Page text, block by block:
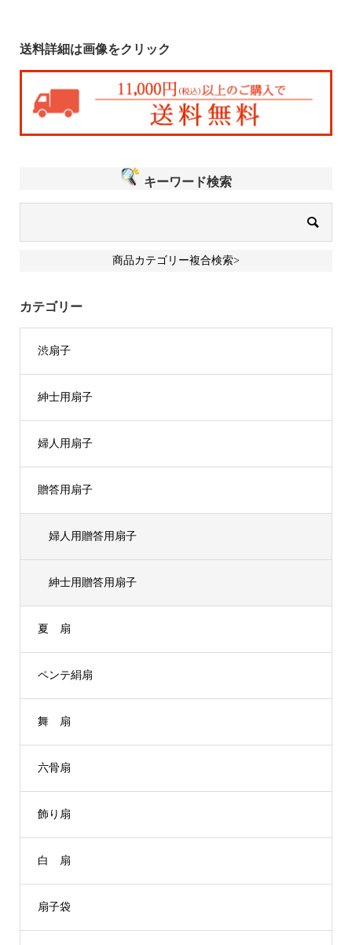
送料詳細は画像をクリック
キーワード検索
商品カテゴリー複合検索>
カテゴリー
渋扇子
紳士用扇子
婦人用扇子
贈答用扇子
婦人用贈答用扇子
紳士用贈答用扇子
夏 扇
ペンテ絹扇
舞 扇
六骨扇
飾り扇
白 扇
扇子袋